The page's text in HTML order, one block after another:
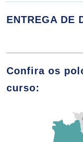
ENTREGA DE
Confira os
curso: